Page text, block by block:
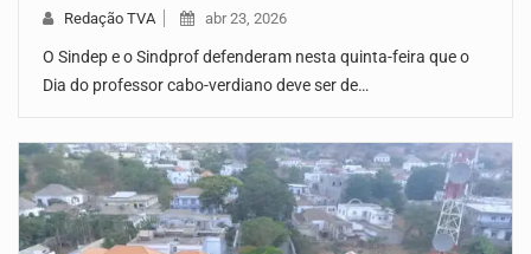
Redação TVA abr 23, 2026
O Sindep e o Sindprof defenderam nesta quinta-feira que o
Dia do professor cabo-verdiano deve ser de…